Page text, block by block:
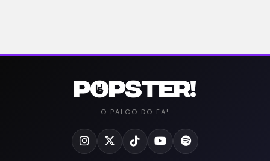
O PALCO DO FÃ!